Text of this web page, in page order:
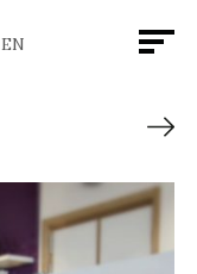
EN